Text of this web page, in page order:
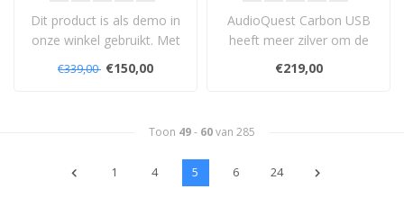
Dit product is als demo in
onze winkel gebruikt. Met
€339,00 €150,00
AudioQuest Carbon USB
heeft meer zilver om de
Cinnamon. Zi..
€219,00
Toon 49- 60van 285
1 4 5 6 24